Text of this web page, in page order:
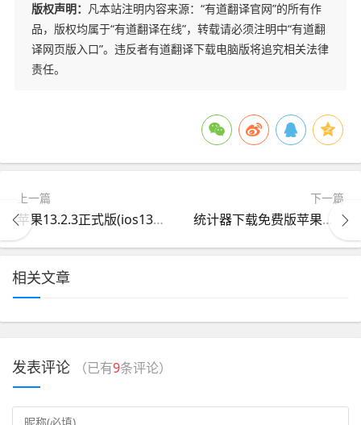
版权声明： 凡本站注明内容来源：“有道翻译官网”的所有作
品，版权均属于“有道翻译在线”，转载请必须注明中“有道翻
译网页版入口”。违反者有道翻译下载电脑版将追究相关法律
责任。
上一篇
苹果13.2.3正式版(ios1323正式版)
下一篇
统计器下载免费版苹果版(统计器手机版2021)
相关文章
发表评论 （已有9条评论）